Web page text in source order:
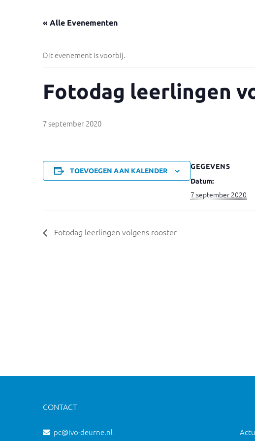
« Alle Evenementen
Dit evenement is voorbij.
Fotodag leerlingen
7 september 2020
TOEVOEGEN AAN KALENDER
GEGEVENS
Datum:
7 september 2020
Fotodag leerlingen volgens rooster
CONTACT
pc@ivo-deurne.nl